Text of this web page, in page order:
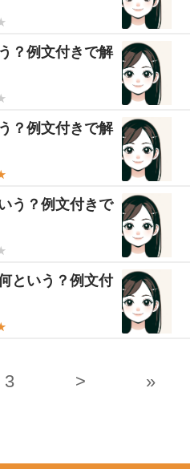
？例文付きで解
？例文付きで解
う？例文付きで
という？例文付
3 > »